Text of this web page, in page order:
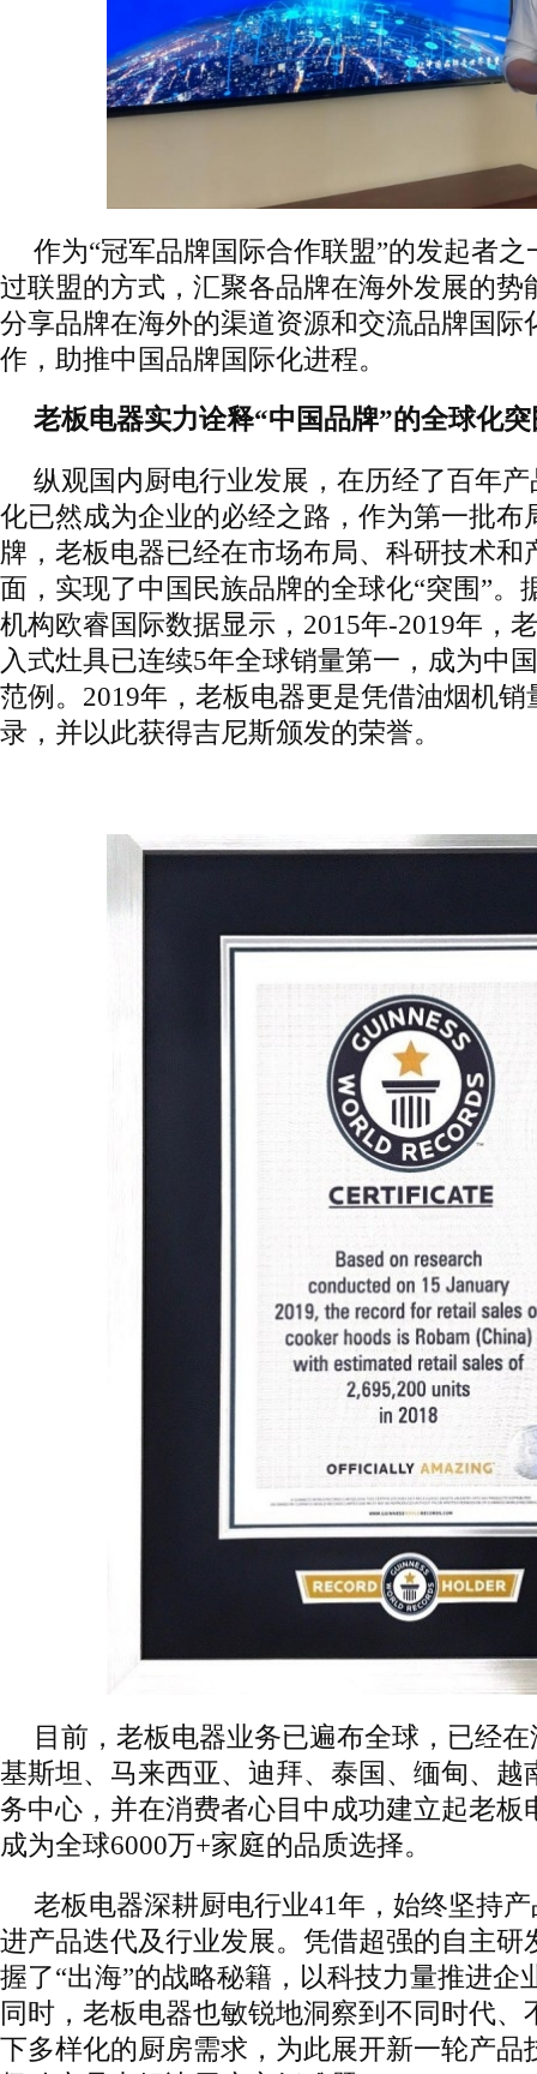
作为“冠军品牌国际合作联盟”的发起者
过联盟的方式，汇聚各品牌在海外发展的势
分享品牌在海外的渠道资源和交流品牌国际
作，助推中国品牌国际化进程。
老板电器实力诠释“中国品牌”的全球化突
纵观国内厨电行业发展，在历经了百年
化已然成为企业的必经之路，作为第一批布
牌，老板电器已经在市场布局、科研技术和
面，实现了中国民族品牌的全球化“突围”。
机构欧睿国际数据显示，2015年-2019年，
入式灶具已连续5年全球销量第一，成为中
范例。2019年，老板电器更是凭借油烟机
录，并以此获得吉尼斯颁发的荣誉。
目前，老板电器业务已遍布全球，已经
基斯坦、马来西亚、迪拜、泰国、缅甸、越
务中心，并在消费者心目中成功建立起老板
成为全球6000万+家庭的品质选择。
老板电器深耕厨电行业41年，始终坚持
进产品迭代及行业发展。凭借超强的自主研
握了“出海”的战略秘籍，以科技力量推进企
同时，老板电器也敏锐地洞察到不同时代、
下多样化的厨房需求，为此展开新一轮产品